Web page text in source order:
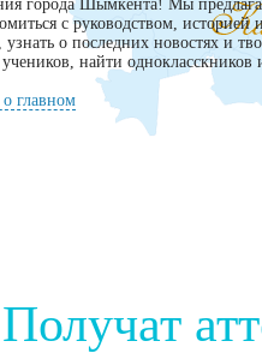
города Шымкента! Мы
с руководством, историей
о последних новостях и
найти однокласскников
о главном
Получат